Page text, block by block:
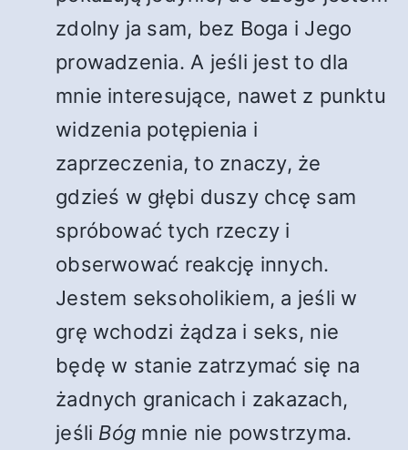
zdolny ja sam, bez Boga i Jego
prowadzenia. A jeśli jest to dla
mnie interesujące, nawet z punktu
widzenia potępienia i
zaprzeczenia, to znaczy, że
gdzieś w głębi duszy chcę sam
spróbować tych rzeczy i
obserwować reakcję innych.
Jestem seksoholikiem, a jeśli w
grę wchodzi żądza i seks, nie
będę w stanie zatrzymać się na
żadnych granicach i zakazach,
jeśli Bóg mnie nie powstrzyma.